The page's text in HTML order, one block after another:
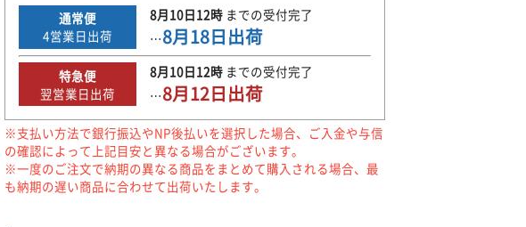
通常便
4営業日出荷
8月10日12時までの受付完了
…8月18日出荷
特急便
翌営業日出荷
8月10日12時までの受付完了
…8月12日出荷
※支払い方法で銀行振込やNP後払いを選択した場合、ご入金や与信
の確認によって上記目安と異なる場合がございます。
※一度のご注文で納期の異なる商品をまとめて購入される場合、最
も納期の遅い商品に合わせて出荷いたします。